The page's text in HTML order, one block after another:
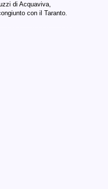
di Acquaviva,
con il Taranto.